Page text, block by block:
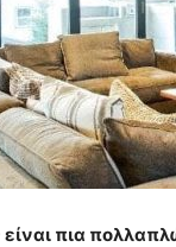
είναι πια